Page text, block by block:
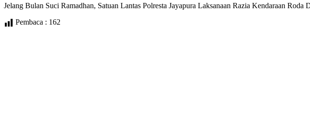
Jelang Bulan Suci Ramadhan, Satuan Lantas Polresta Jayapura Laksanaan Razia Kendaraan
Pembaca : 162